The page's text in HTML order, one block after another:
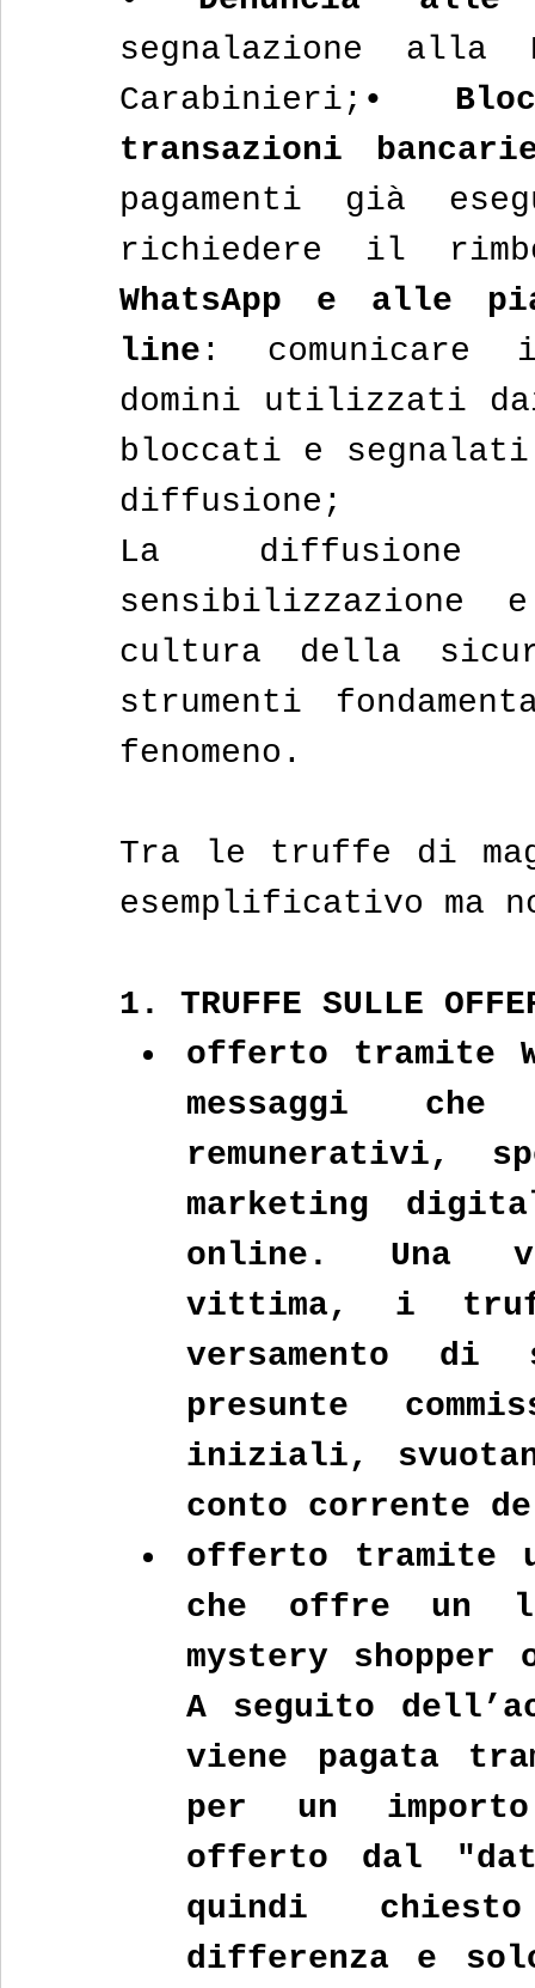
segnalazione
Carabinieri; •
transazioni
pagamenti già
richiedere il
WhatsApp e alle
line :
domini utilizzati
bloccati e
diffusione;
La diffusione
sensibilizzazione
cultura della
strumenti
fenomeno.
Tra le truffe di
esemplificativo ma
1. TRUFFE SULLE
offerto tramite
messaggi che
remunerativi,
marketing
online. Una
vittima, i
versamento di
presunte
iniziali,
conto corrente
offerto tramite
che offre un
mystery
A seguito
viene pagata
per un
offerto dal
quindi
differenza e